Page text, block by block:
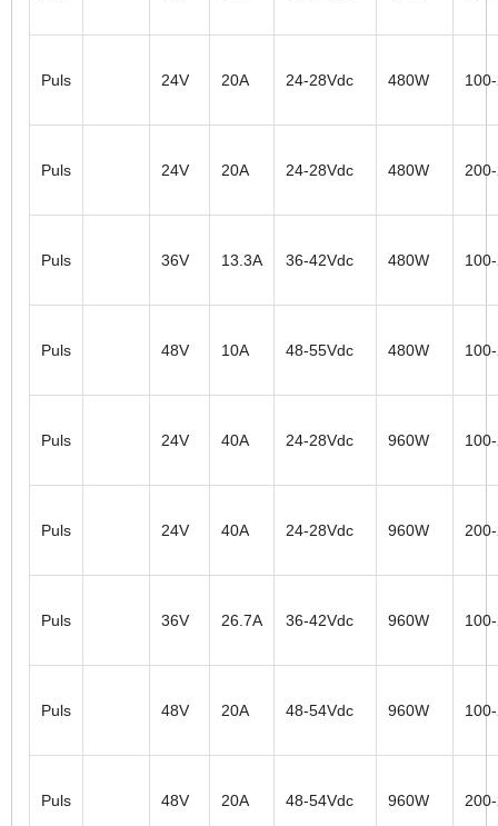
Puls 24V 20A 24-28Vdc 480W
Puls 24V 20A 24-28Vdc 480W
Puls 36V 13.3A 36-42Vdc 480W
Puls 48V 10A 48-55Vdc 480W
Puls 24V 40A 24-28Vdc 960W
Puls 24V 40A 24-28Vdc 960W
Puls 36V 26.7A 36-42Vdc 960W
Puls 48V 20A 48-54Vdc 960W
Puls 48V 20A 48-54Vdc 960W